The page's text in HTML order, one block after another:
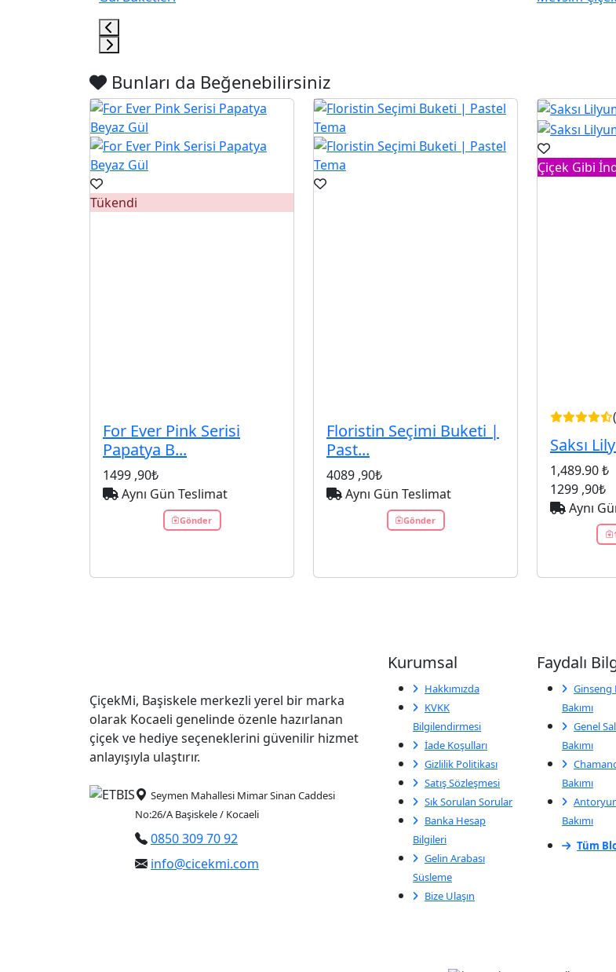
Bunları da Beğenebilirsiniz
Tükendi
For Ever Pink Serisi
Papatya B...
1499 ,90₺
Aynı Gün Teslimat
Gönder
Floristin Seçimi Buketi |
Past...
4089 ,90₺
Aynı Gün Teslimat
Gönder
Çiçek Gibi
Saksı
1,489.90 ₺
1299 ,90₺
Aynı
ÇiçekMi, Başiskele merkezli yerel bir marka
olarak Kocaeli genelinde özenle hazırlanan
çiçek ve hediye seçeneklerini güvenilir hizmet
anlayışıyla ulaştırır.
Seymen Mahallesi Mimar Sinan Caddesi
No:26/A Başiskele / Kocaeli
0850 309 70 92
info@cicekmi.com
Kurumsal
Hakkımızda
KVKK
Bilgilendirmesi
İade Koşulları
Gizlilik Politikası
Satış Sözleşmesi
Sık Sorulan Sorular
Banka Hesap
Bilgileri
Gelin Arabası
Süsleme
Bize Ulaşın
Faydalı
Ginseng
Bakımı
Genel
Bakımı
Bakımı
Bakımı
Tüm